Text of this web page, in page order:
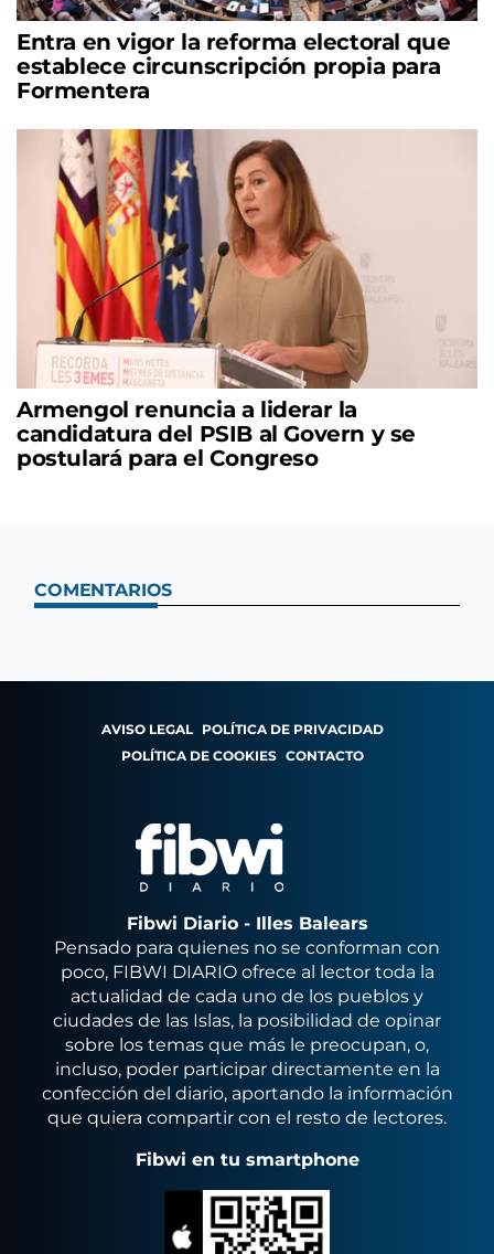
Entra en vigor la reforma electoral que
establece circunscripción propia para
Formentera
Armengol renuncia a liderar la
candidatura del PSIB al Govern y se
postulará para el Congreso
COMENTARIOS
AVISO LEGAL POLÍTICA DE PRIVACIDAD
POLÍTICA DE COOKIES CONTACTO
Fibwi Diario - Illes Balears
Pensado para quienes no se conforman con
poco, FIBWI DIARIO ofrece al lector toda la
actualidad de cada uno de los pueblos y
ciudades de las Islas, la posibilidad de opinar
sobre los temas que más le preocupan, o,
incluso, poder participar directamente en la
confección del diario, aportando la información
que quiera compartir con el resto de lectores.
Fibwi en tu smartphone